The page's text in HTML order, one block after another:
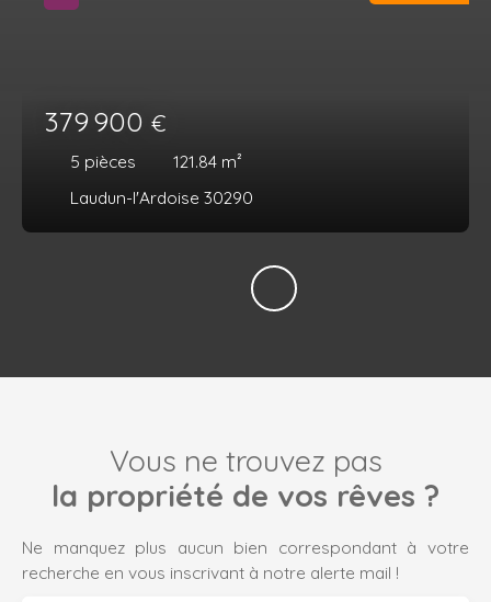
379 900 €
5 pièces 121.84 m²
Laudun-l'Ardoise 30290
Vous ne trouvez pas
la propriété de vos rêves ?
Ne manquez plus aucun bien correspondant à votre
recherche en vous inscrivant à notre alerte mail !